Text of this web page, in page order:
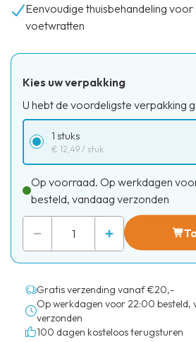
Eenvoudige thuisbehandeling voor
voetwratten
Kies uw verpakking
U hebt de voordeligste verpakking
1 stuks
€ 12,49 / stuk
Op voorraad. Op werkdagen
besteld, vandaag verzonden
Gratis verzending vanaf €20,-
Op werkdagen voor 22:00 besteld,
verzonden
100 dagen kosteloos terugsturen